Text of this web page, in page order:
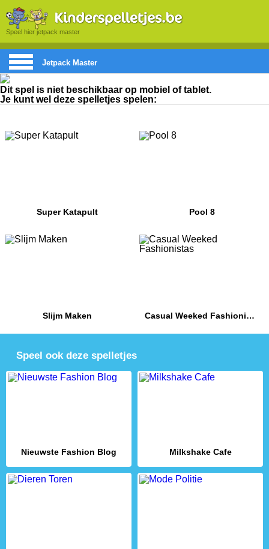
Speel hier jetpack master
Jetpack Master
Dit spel is niet beschikbaar op mobiel of tablet.
Je kunt wel deze spelletjes spelen:
Super Katapult Pool 8
Slijm Maken Casual Weeked Fashionistas
Speel ook deze spelletjes
Nieuwste Fashion Blog Milkshake Cafe